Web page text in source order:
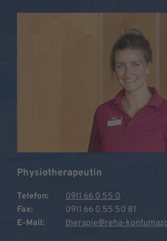
Physiotherapeutin
Telefon:
0911 66 0 55 0
Fax:
0911 66 0 55 50 81
E-Mail:
therapie@reha-